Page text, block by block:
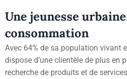
Une jeunesse
consommation
Avec 64% de sa population vivant
dispose d’une clientèle de plus en
recherche de produits et de